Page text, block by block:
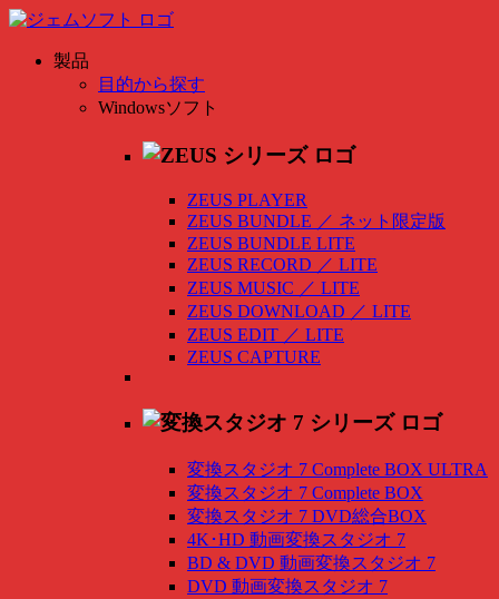
製品
目的から探す
Windowsソフト
ZEUS PLAYER
ZEUS BUNDLE ／ ネット限定版
ZEUS BUNDLE LITE
ZEUS RECORD ／ LITE
ZEUS MUSIC ／ LITE
ZEUS DOWNLOAD ／ LITE
ZEUS EDIT ／ LITE
ZEUS CAPTURE
変換スタジオ 7 Complete BOX ULTRA
変換スタジオ 7 Complete BOX
変換スタジオ 7 DVD総合BOX
4K･HD 動画変換スタジオ 7
BD & DVD 動画変換スタジオ 7
DVD 動画変換スタジオ 7